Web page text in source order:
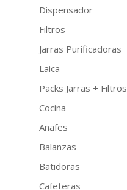
Dispensador
Filtros
Jarras Purificadoras
Laica
Packs Jarras + Filtros
Cocina
Anafes
Balanzas
Batidoras
Cafeteras